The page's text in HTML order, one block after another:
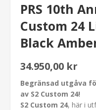
PRS 10th
Custom 24
Black
34.950,00 kr
Begränsad utgåva
av S2 Custom 24!
S2 Custom 24, här i